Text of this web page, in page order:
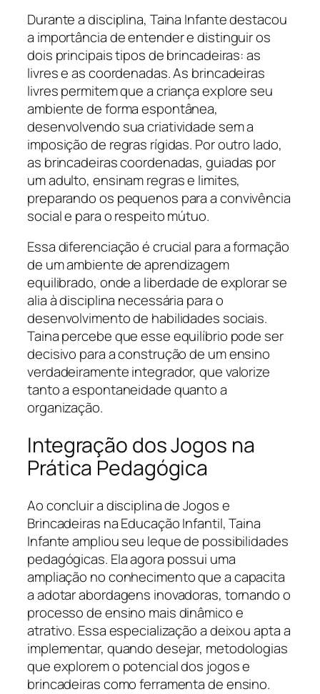
Durante a disciplina, Taina Infante destacou
a importância de entender e distinguir os
dois principais tipos de brincadeiras: as
livres e as coordenadas. As brincadeiras
livres permitem que a criança explore seu
ambiente de forma espontânea,
desenvolvendo sua criatividade sem a
imposição de regras rígidas. Por outro lado,
as brincadeiras coordenadas, guiadas por
um adulto, ensinam regras e limites,
preparando os pequenos para a convivência
social e para o respeito mútuo.
Essa diferenciação é crucial para a formação
de um ambiente de aprendizagem
equilibrado, onde a liberdade de explorar se
alia à disciplina necessária para o
desenvolvimento de habilidades sociais.
Taina percebe que esse equilíbrio pode ser
decisivo para a construção de um ensino
verdadeiramente integrador, que valorize
tanto a espontaneidade quanto a
organização.
Integração dos Jogos na
Prática Pedagógica
Ao concluir a disciplina de Jogos e
Brincadeiras na Educação Infantil, Taina
Infante ampliou seu leque de possibilidades
pedagógicas. Ela agora possui uma
ampliação no conhecimento que a capacita
a adotar abordagens inovadoras, tornando o
processo de ensino mais dinâmico e
atrativo. Essa especialização a deixou apta a
implementar, quando desejar, metodologias
que explorem o potencial dos jogos e
brincadeiras como ferramenta de ensino.